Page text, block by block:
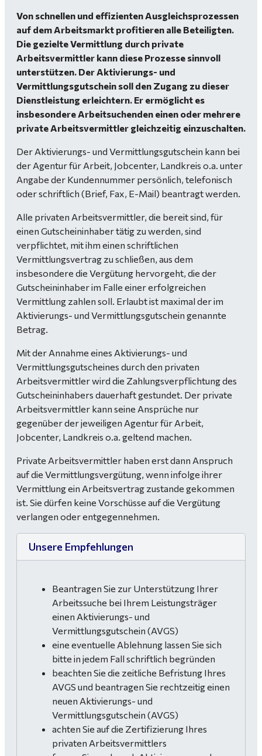
Von schnellen und effizienten Ausgleichsprozessen
auf dem Arbeitsmarkt profitieren alle Beteiligten.
Die gezielte Vermittlung durch private
Arbeitsvermittler kann diese Prozesse sinnvoll
unterstützen. Der Aktivierungs- und
Vermittlungsgutschein soll den Zugang zu dieser
Dienstleistung erleichtern. Er ermöglicht es
insbesondere Arbeitsuchenden einen oder mehrere
private Arbeitsvermittler gleichzeitig einzuschalten.
Der Aktivierungs- und Vermittlungsgutschein kann bei
der Agentur für Arbeit, Jobcenter, Landkreis o.a. unter
Angabe der Kundennummer persönlich, telefonisch
oder schriftlich (Brief, Fax, E-Mail) beantragt werden.
Alle privaten Arbeitsvermittler, die bereit sind, für
einen Gutscheininhaber tätig zu werden, sind
verpflichtet, mit ihm einen schriftlichen
Vermittlungsvertrag zu schließen, aus dem
insbesondere die Vergütung hervorgeht, die der
Gutscheininhaber im Falle einer erfolgreichen
Vermittlung zahlen soll. Erlaubt ist maximal der im
Aktivierungs- und Vermittlungsgutschein genannte
Betrag.
Mit der Annahme eines Aktivierungs- und
Vermittlungsgutscheines durch den privaten
Arbeitsvermittler wird die Zahlungsverpflichtung des
Gutscheininhabers dauerhaft gestundet. Der private
Arbeitsvermittler kann seine Ansprüche nur
gegenüber der jeweiligen Agentur für Arbeit,
Jobcenter, Landkreis o.a. geltend machen.
Private Arbeitsvermittler haben erst dann Anspruch
auf die Vermittlungsvergütung, wenn infolge ihrer
Vermittlung ein Arbeitsvertrag zustande gekommen
ist. Sie dürfen keine Vorschüsse auf die Vergütung
verlangen oder entgegennehmen.
Unsere Empfehlungen
Beantragen Sie zur Unterstützung Ihrer
Arbeitssuche bei Ihrem Leistungsträger
einen Aktivierungs- und
Vermittlungsgutschein (AVGS)
eine eventuelle Ablehnung lassen Sie sich
bitte in jedem Fall schriftlich begründen
beachten Sie die zeitliche Befristung Ihres
AVGS und beantragen Sie rechtzeitig einen
neuen Aktivierungs- und
Vermittlungsgutschein (AVGS)
achten Sie auf die Zertifizierung Ihres
privaten Arbeitsvermittlers